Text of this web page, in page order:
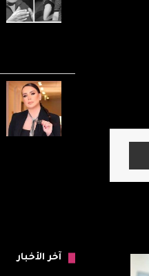
مشاركة بالبريد
آخر الأخبار